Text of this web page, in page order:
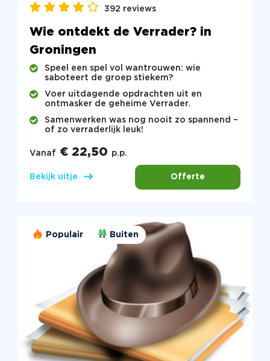
392 reviews
Wie ontdekt de Verrader? in
Groningen
Speel een spel vol wantrouwen: wie
saboteert de groep stiekem?
Voer uitdagende opdrachten uit en
ontmasker de geheime Verrader.
Samenwerken was nog nooit zo spannend –
of zo verraderlijk leuk!
Vanaf € 22,50 p.p.
Bekijk uitje Offerte
Populair Buiten